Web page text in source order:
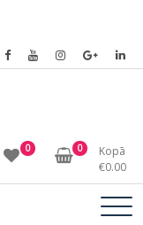
0 0
Kopā
€0.00